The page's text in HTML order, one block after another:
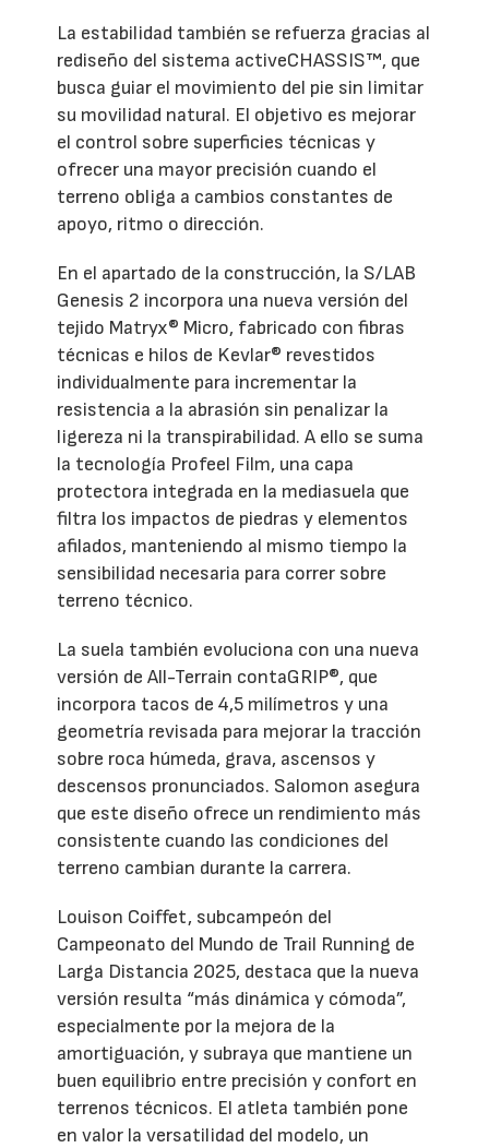
La estabilidad también se refuerza gracias al
rediseño del sistema activeCHASSIS™, que
busca guiar el movimiento del pie sin limitar
su movilidad natural. El objetivo es mejorar
el control sobre superficies técnicas y
ofrecer una mayor precisión cuando el
terreno obliga a cambios constantes de
apoyo, ritmo o dirección.
En el apartado de la construcción, la S/LAB
Genesis 2 incorpora una nueva versión del
tejido Matryx® Micro, fabricado con fibras
técnicas e hilos de Kevlar® revestidos
individualmente para incrementar la
resistencia a la abrasión sin penalizar la
ligereza ni la transpirabilidad. A ello se suma
la tecnología Profeel Film, una capa
protectora integrada en la mediasuela que
filtra los impactos de piedras y elementos
afilados, manteniendo al mismo tiempo la
sensibilidad necesaria para correr sobre
terreno técnico.
La suela también evoluciona con una nueva
versión de All-Terrain contaGRIP®, que
incorpora tacos de 4,5 milímetros y una
geometría revisada para mejorar la tracción
sobre roca húmeda, grava, ascensos y
descensos pronunciados. Salomon asegura
que este diseño ofrece un rendimiento más
consistente cuando las condiciones del
terreno cambian durante la carrera.
Louison Coiffet, subcampeón del
Campeonato del Mundo de Trail Running de
Larga Distancia 2025, destaca que la nueva
versión resulta “más dinámica y cómoda”,
especialmente por la mejora de la
amortiguación, y subraya que mantiene un
buen equilibrio entre precisión y confort en
terrenos técnicos. El atleta también pone
en valor la versatilidad del modelo, un